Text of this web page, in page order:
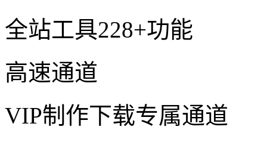
全站工具228+功能
高速通道
VIP制作下载专属通道